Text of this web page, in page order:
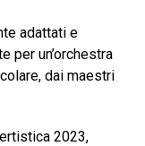
adattati e
per un’orchestra
dai maestri
2023,